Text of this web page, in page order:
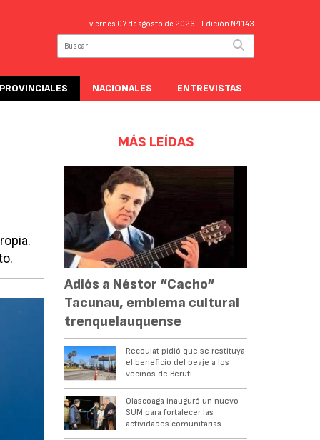
viernes 07 de agosto de 2026 - Edición Nº1143
PROVINCIALES NACIONALES ENTREVISTAS
MÁS LEÍDAS
Adiós a Néstor “Cacho”
Tacunau, emblema cultural
trenquelauquense
Recoulat pidió que se restituya
el beneficio del peaje a los
vecinos de Beruti
Olascoaga inauguró un nuevo
SUM para fortalecer las
actividades comunitarias